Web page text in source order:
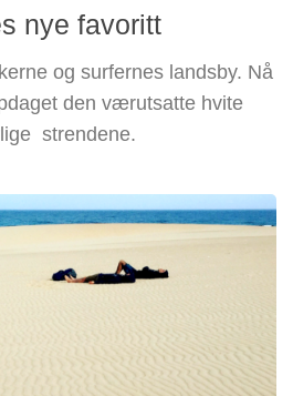
nye favoritt
og surfernes landsby. Nå
den værutsatte hvite
strendene.